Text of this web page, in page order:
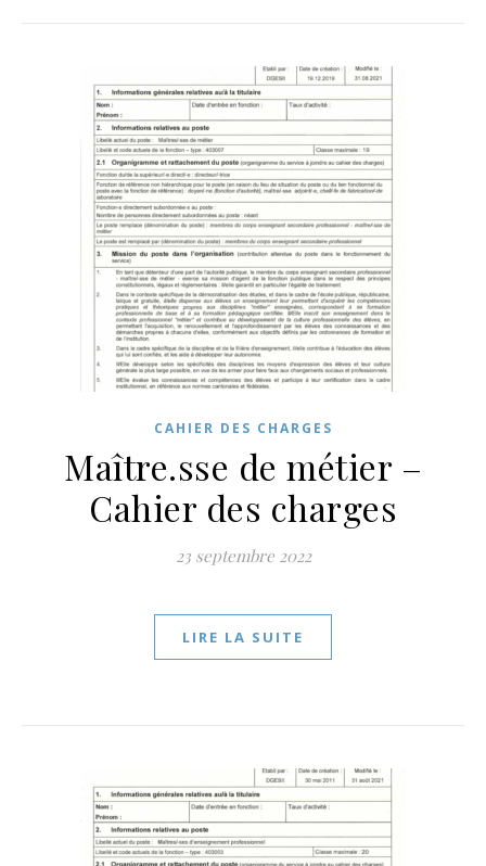
CAHIER DES CHARGES
Maître.sse de métier –
Cahier des charges
23 septembre 2022
LIRE LA SUITE